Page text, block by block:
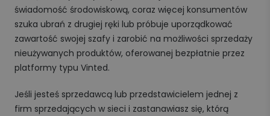
świadomość środowiskową, coraz więcej konsumentów
szuka ubrań z drugiej ręki lub próbuje uporządkować
zawartość swojej szafy i zarobić na możliwości sprzedaży
nieużywanych produktów, oferowanej bezpłatnie przez
platformy typu Vinted.
Jeśli jesteś sprzedawcą lub przedstawicielem jednej z
firm sprzedających w sieci i zastanawiasz się, którą